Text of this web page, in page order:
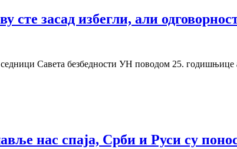
засад избегли, али
Савета безбедности УН поводом 25.
нас спаја, Срби и Руси су